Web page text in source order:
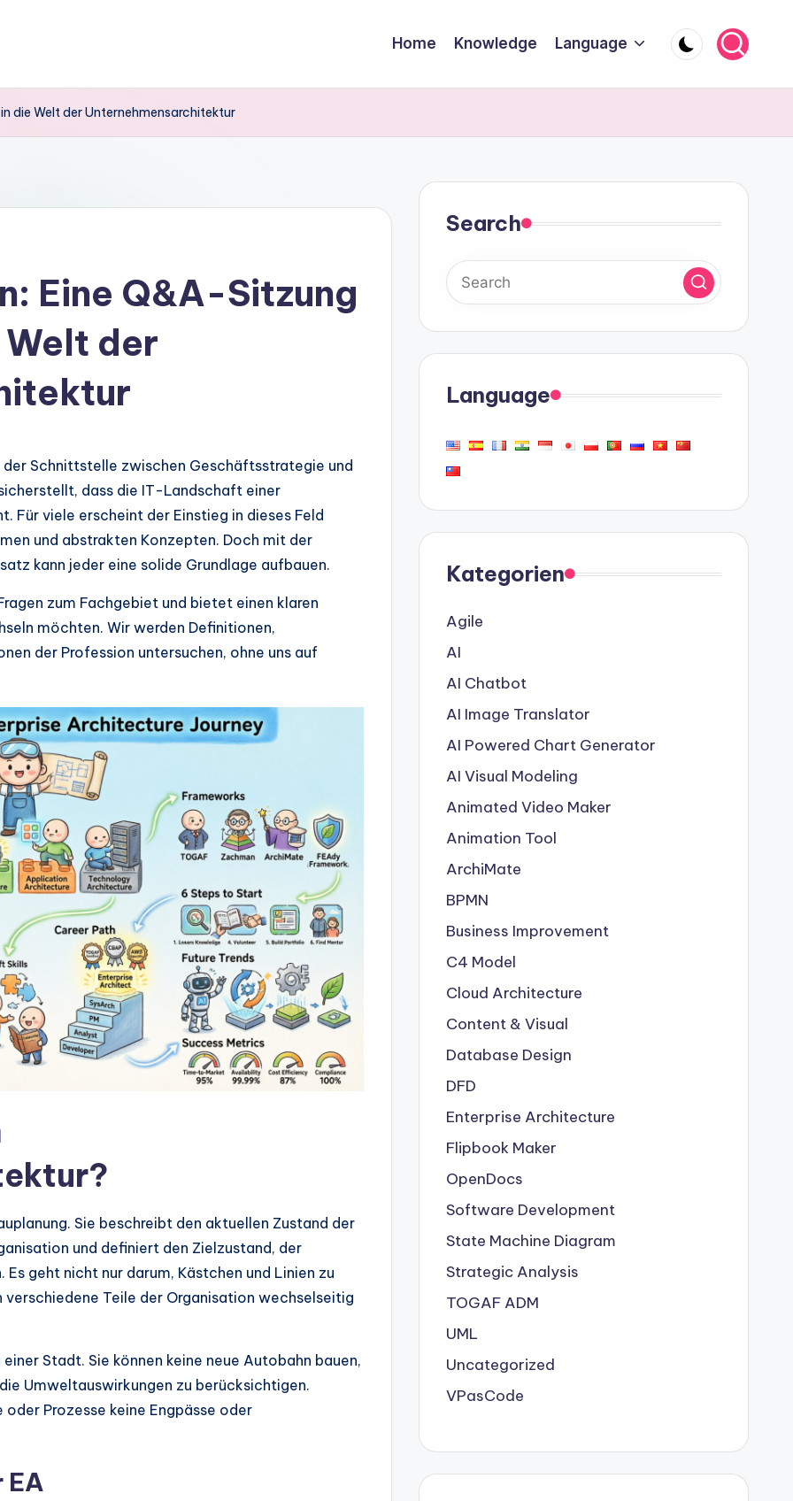
Home Knowledge Language
die Welt der Unternehmensarchitektur
Eine Q&A-Sitzung
Welt der
Schnittstelle zwischen Geschäftsstrategie und
dass die IT-Landschaft einer
Für viele erscheint der Einstieg in dieses Feld
und abstrakten Konzepten. Doch mit der
kann jeder eine solide Grundlage aufbauen.
zum Fachgebiet und bietet einen klaren
möchten. Wir werden Definitionen,
der Profession untersuchen, ohne uns auf
Sie beschreibt den aktuellen Zustand der
und definiert den Zielzustand, der
geht nicht nur darum, Kästchen und Linien zu
Teile der Organisation wechselseitig
Stadt. Sie können keine neue Autobahn bauen,
Umweltauswirkungen zu berücksichtigen.
Prozesse keine Engpässe oder
Search
Language
Kategorien
Agile
AI
AI Chatbot
AI Image Translator
AI Powered Chart Generator
AI Visual Modeling
Animated Video Maker
Animation Tool
ArchiMate
BPMN
Business Improvement
C4 Model
Cloud Architecture
Content & Visual
Database Design
DFD
Enterprise Architecture
Flipbook Maker
OpenDocs
Software Development
State Machine Diagram
Strategic Analysis
TOGAF ADM
UML
Uncategorized
VPasCode